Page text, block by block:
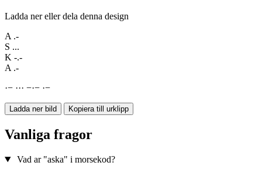
Ladda ner eller dela denna design
A .-
S ...
K -.-
A .-
·− ··· −·− ·−
Ladda ner bild Kopiera till urklipp
Vanliga fragor
Vad ar "aska" i morsekod?